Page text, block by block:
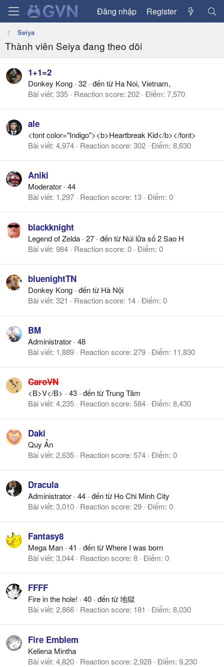
Đăng nhập Register
Seiya
Thành viên Seiya đang theo dõi
1+1=2
Donkey Kong · 32 · đến từ Ha Noi, Vietnam,
Bài viết 335 Reaction score 202 Điểm 7,570
ale
<font color="Indigo"><b>Heartbreak Kid</b></font>
Bài viết 4,974 Reaction score 302 Điểm 8,630
Aniki
Moderator · 44
Bài viết 1,297 Reaction score 13 Điểm 0
blackknight
Legend of Zelda · 27 · đến từ Núi lửa số 2 Sao H
Bài viết 984 Reaction score 0 Điểm 0
bluenightTN
Donkey Kong · đến từ Hà Nội
Bài viết 321 Reaction score 14 Điểm 0
BM
Administrator · 48
Bài viết 1,889 Reaction score 279 Điểm 11,830
CaroVN
<B>V</B> · 43 · đến từTrung Tâm
Bài viết 4,235 Reaction score 584 Điểm 8,430
Daki
Quy Ẩn
Bài viết 2,635 Reaction score 574 Điểm 0
Dracula
Administrator · 44 · đến từ Ho Chi Minh City
Bài viết 3,010 Reaction score 29 Điểm 0
Fantasy8
Mega Man · 41 · đến từWhere I was born
Bài viết 3,044 Reaction score 8 Điểm 0
FFFF
Fire in the hole! · 40 · đến từ地獄
Bài viết 2,866 Reaction score 181 Điểm 8,030
Fire Emblem
Keliena Mintha
Bài viết 4,820 Reaction score 2,928 Điểm 9,230